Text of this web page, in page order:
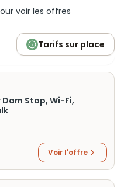
voir les offres
Tarifs sur place
Stop, Wi-Fi,
Voir l'offre